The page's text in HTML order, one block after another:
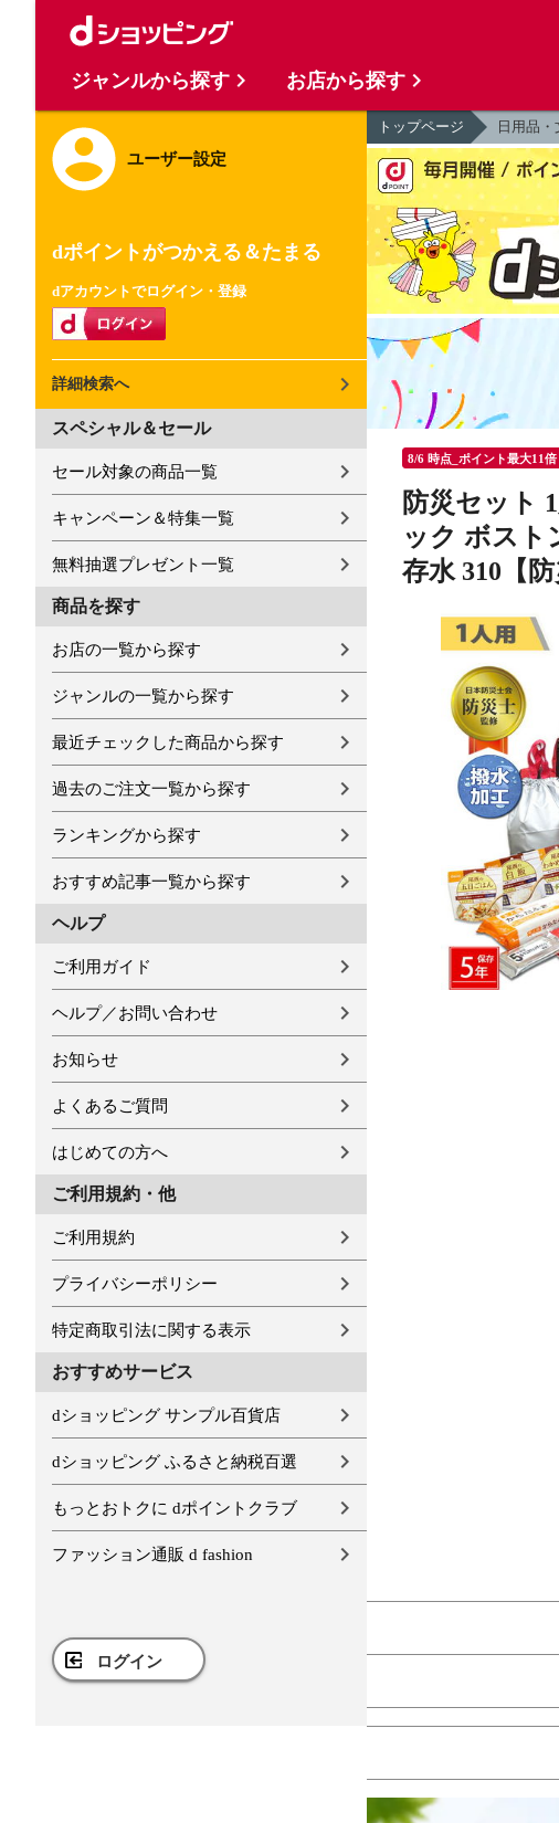
ユーザー設定
dポイントがつかえる＆たまる
dアカウントでログイン・登録
詳細検索へ
スペシャル＆セール
セール対象の商品一覧
キャンペーン＆特集一覧
無料抽選プレゼント一覧
商品を探す
お店の一覧から探す
ジャンルの一覧から探す
最近チェックした商品から探す
過去のご注文一覧から探す
ランキングから探す
おすすめ記事一覧から探す
ヘルプ
ご利用ガイド
ヘルプ／お問い合わせ
お知らせ
よくあるご質問
はじめての方へ
ご利用規約・他
ご利用規約
プライバシーポリシー
特定商取引法に関する表示
おすすめサービス
dショッピング サンプル百貨店
dショッピング ふるさと納税百選
もっとおトクに dポイントクラブ
ファッション通販 d fashion
ログイン
トップページ 日用品・
8/6 時点_ポイント最大11倍
防災セット
ック ボスト
存水 310【
ジャンルから探す お店から探す